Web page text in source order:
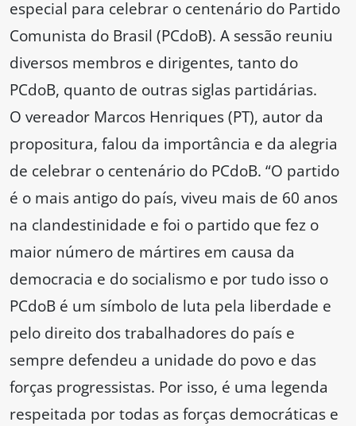
especial para celebrar o centenário do Partido
Comunista do Brasil (PCdoB). A sessão reuniu
diversos membros e dirigentes, tanto do
PCdoB, quanto de outras siglas partidárias.
O vereador Marcos Henriques (PT), autor da
propositura, falou da importância e da alegria
de celebrar o centenário do PCdoB. “O partido
é o mais antigo do país, viveu mais de 60 anos
na clandestinidade e foi o partido que fez o
maior número de mártires em causa da
democracia e do socialismo e por tudo isso o
PCdoB é um símbolo de luta pela liberdade e
pelo direito dos trabalhadores do país e
sempre defendeu a unidade do povo e das
forças progressistas. Por isso, é uma legenda
respeitada por todas as forças democráticas e